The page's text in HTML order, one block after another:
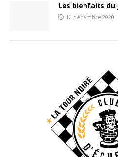
Les bienfaits du
12 décembre 2020